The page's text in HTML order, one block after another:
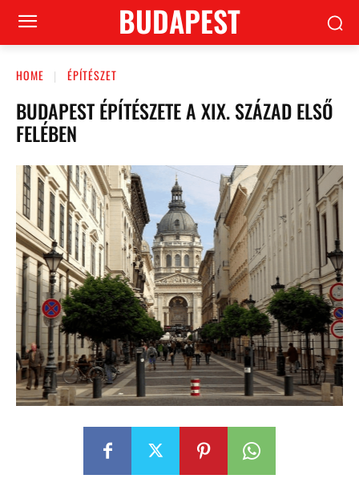
BUDAPEST
HOME ÉPÍTÉSZET
BUDAPEST ÉPÍTÉSZETE A XIX. SZÁZAD ELSŐ
FELÉBEN